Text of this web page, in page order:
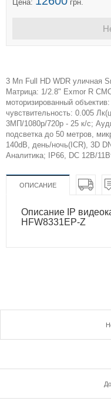
Цена: грн.
3 Мп Full HD WDR уличная
Матрица: 1/2.8" Exmor R
моторизированный
чувствительность: 0.005
3МП/1080р/720р - 25 к/с;
подсветка до 50 метров,
140dB, день/ночь(ICR), 3D
Аналитика; IP66, DC 12В/
ОПИСАНИЕ
Описание IP
HFW8331EP-Z